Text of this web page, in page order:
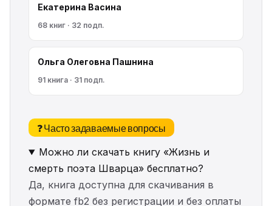
Екатерина Васина
68 книг · 32 подп.
Ольга Олеговна Пашнина
91 книга · 31 подп.
❓ Часто задаваемые вопросы
Можно ли скачать книгу «Жизнь и
смерть поэта Шварца» бесплатно?
Да, книга доступна для скачивания в
формате fb2 без регистрации и без оплаты